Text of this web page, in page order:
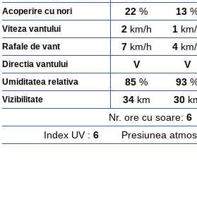
Acoperire cu nori 22 % 13
Viteza vantului 2km/h 1
Rafale de vant 7km/h 4
Directia vantului V V
Umiditatea relativa 85 % 93
Vizibilitate 34km 30
Nr. ore cu soare: 6
Index UV : 6Presiunea